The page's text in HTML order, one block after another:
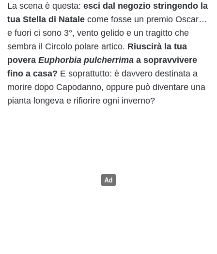
La scena è questa: esci dal negozio stringendo la
tua Stella di Natale come fosse un premio Oscar…
e fuori ci sono 3°, vento gelido e un tragitto che
sembra il Circolo polare artico. Riuscirà la tua
povera Euphorbia pulcherrima a sopravvivere
fino a casa? E soprattutto: è davvero destinata a
morire dopo Capodanno, oppure può diventare una
pianta longeva e rifiorire ogni inverno?